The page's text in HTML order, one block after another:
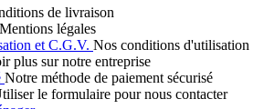
de livraison
Mentions légales
et C.G.V. Nos conditions d'utilisation
plus sur notre entreprise
Notre méthode de paiement sécurisé
le formulaire pour nous contacter